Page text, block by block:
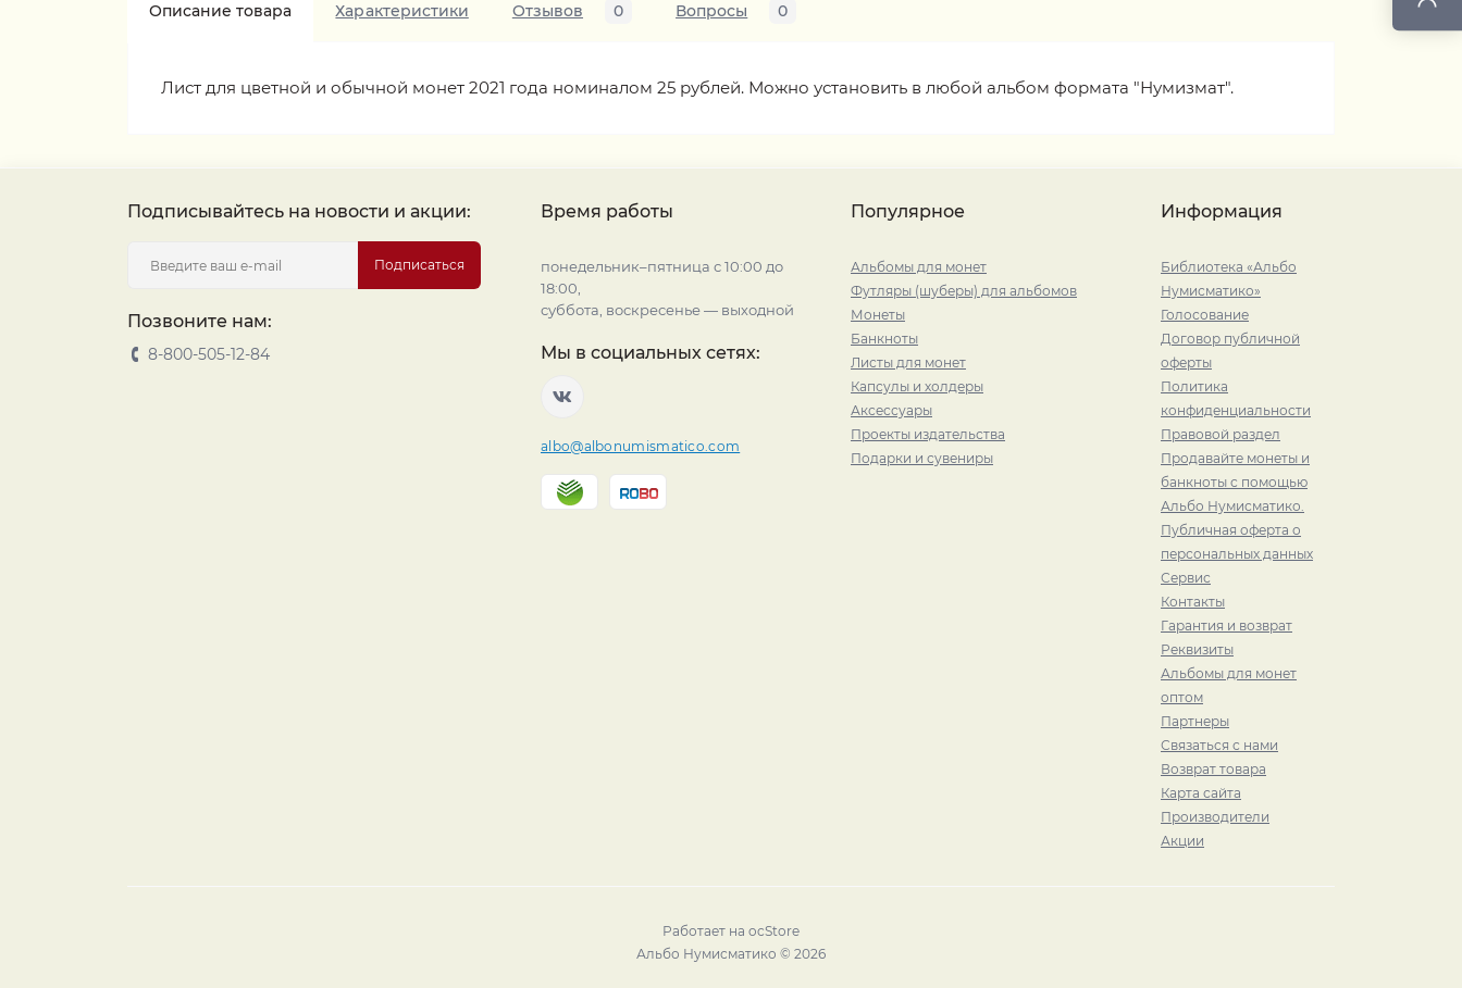
Описание товара Характеристики Отзывов 0 Вопросы 0
Лист для цветной и обычной монет 2021 года номиналом 25 рублей. Можно установить в любой альбом формата "Нумизмат".
Подписывайтесь на новости и акции:
Подписаться
Позвоните нам:
8-800-505-12-84
Время работы
понедельник–пятница с 10:00 до
18:00,
суббота, воскресенье — выходной
Мы в социальных сетях:
albo@albonumismatico.com
Популярное
Альбомы для монет
Футляры (шуберы) для альбомов
Монеты
Банкноты
Листы для монет
Капсулы и холдеры
Аксессуары
Проекты издательства
Подарки и сувениры
Информация
Библиотека «Альбо
Нумисматико»
Голосование
Договор публичной
оферты
Политика
конфиденциальности
Правовой раздел
Продавайте монеты и
банкноты с помощью
Альбо Нумисматико.
Публичная оферта о
персональных данных
Сервис
Контакты
Гарантия и возврат
Реквизиты
Альбомы для монет
оптом
Партнеры
Связаться с нами
Возврат товара
Карта сайта
Производители
Акции
Работает на ocStore
Альбо Нумисматико © 2026